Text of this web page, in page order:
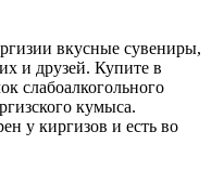
вкусные сувениры,
и друзей. Купите в
слабоалкогольного
кумыса.
у киргизов и есть во